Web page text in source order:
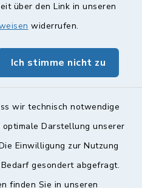
über den Link in unseren
widerrufen.
Ich stimme nicht zu
wir technisch notwendige
optimale Darstellung unserer
Einwilligung zur Nutzung
gesondert abgefragt.
finden Sie in unseren